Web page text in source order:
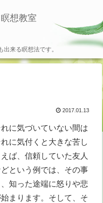
想教室
来る瞑想法です。
2017.01.13
に気づいていない間は
に気付くと大きな苦し
ば、信頼していた友人
という例では、その事
知った途端に怒りや悲
まります。そして、そ